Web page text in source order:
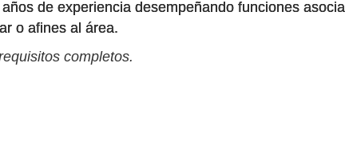
de experiencia desempeñando funciones
o afines al área.
completos.